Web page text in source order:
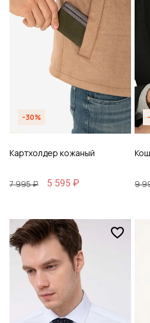
-30%
Картхолдер кожаный
7 995 ₽ 5 595 ₽ 9